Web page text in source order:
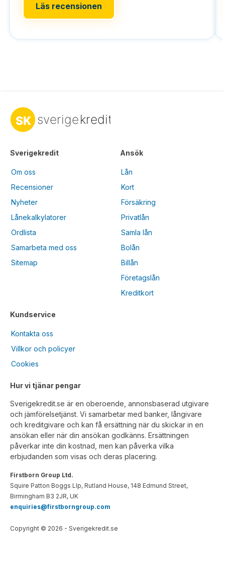
Läs recensionen
Sverigekredit
Om oss
Recensioner
Nyheter
Lånekalkylatorer
Ordlista
Samarbeta med oss
Sitemap
Kundservice
Kontakta oss
Villkor och policyer
Cookies
Ansök
Lån
Kort
Försäkring
Privatlån
Samla lån
Bolån
Billån
Företagslån
Kreditkort
Hur vi tjänar pengar
Sverigekredit.se är en oberoende, annonsbaserad utgivare
och jämförelsetjänst. Vi samarbetar med banker, långivare
och kreditgivare och kan få ersättning när du skickar in en
ansökan eller när din ansökan godkänns. Ersättningen
påverkar inte din kostnad, men kan påverka vilka
erbjudanden som visas och deras placering.
Firstborn Group Ltd.
Squire Patton Boggs Llp, Rutland House, 148 Edmund Street,
Birmingham B3 2JR, UK
enquiries@firstborngroup.com
Copyright © 2026 - Sverigekredit.se